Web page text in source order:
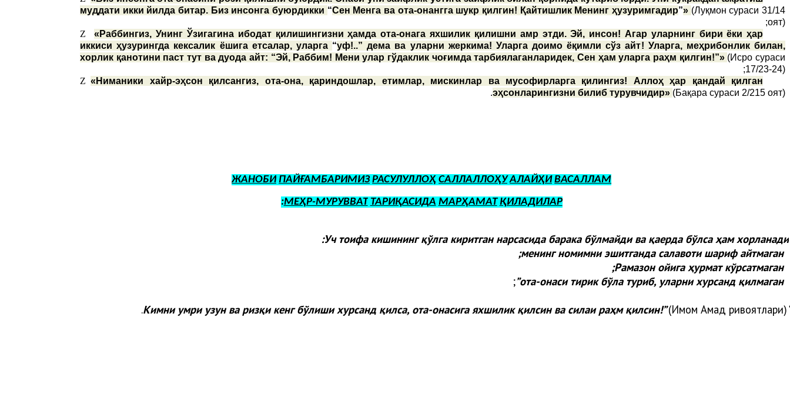
муддати икки йилда битар. Биз инсонга буюрдикки “Сен Менга ва ота-онангга шукр қилгин! Қайтишлик Менинг ҳузуримгадир”» (Луқмон сураси 31/14
оят);
Z
«Раббингиз, Унинг Ўзигагина ибодат қилишингизни ҳамда ота-онага яхшилик қилишни амр этди. Эй, инсон! Агар уларнинг бири ёки ҳар
иккиси ҳузурингда кексалик ёшига етсалар, уларга “уф!..” дема ва уларни жеркима! Уларга доимо ёқимли сўз айт! Уларга, меҳрибонлик билан,
хорлик қанотини паст тут ва дуода айт: “Эй, Раббим! Мени улар гўдаклик чоғимда тарбиялаганларидек, Сен ҳам уларга раҳм қилгин!”» (Исро сураси
17/23-24);
Z «Ниманики хайр-эҳсон қилсангиз, ота-она, қариндошлар, етимлар, мискинлар ва мусофирларга қилингиз! Аллоҳ ҳар қандай қилган
эҳсонларингизни билиб турувчидир» (Бақара сураси 2/215 оят).
ЖАНОБИ ПАЙҒАМБАРИМИЗ РАСУЛУЛЛОҲ САЛЛАЛЛОҲУ АЛАЙҲИ ВАСАЛЛАМ
МЕҲР-МУРУВВАТ ТАРИҚАСИДА МАРҲАМАТ ҚИЛАДИЛАР
:
Уч тоифа кишининг қўлга киритган нарсасида барака бўлмайди ва қаерда бўлса ҳам хорланади:
менинг номимни эшитганда салавоти шариф айтмаган;
Рамазон ойига ҳурмат кўрсатмаган;
ота-онаси тирик бўла туриб, уларни хурсанд қилмаган
”
;
“
Кимни умри узун ва ризқи кенг бўлиши хурсанд қилса, ота-онасига яхшилик қилсин ва силаи раҳм қилсин!”(Имом Аҳмад ривоятлари).